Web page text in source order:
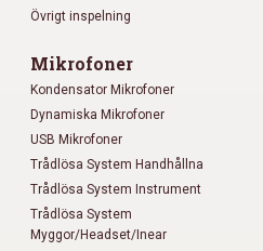
Övrigt inspelning
Mikrofoner
Kondensator Mikrofoner
Dynamiska Mikrofoner
USB Mikrofoner
Trådlösa System Handhållna
Trådlösa System Instrument
Trådlösa System
Myggor/Headset/Inear